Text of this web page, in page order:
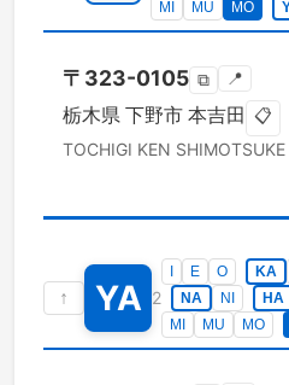
MI
MU MO
〒 323-0105 ⧉ 📍
栃木県 下野市 本吉田 📋
TOCHIGI KEN SHIMOTSUKE
↑ YA 2
E O KA
NA
NI HA
MI
MU MO